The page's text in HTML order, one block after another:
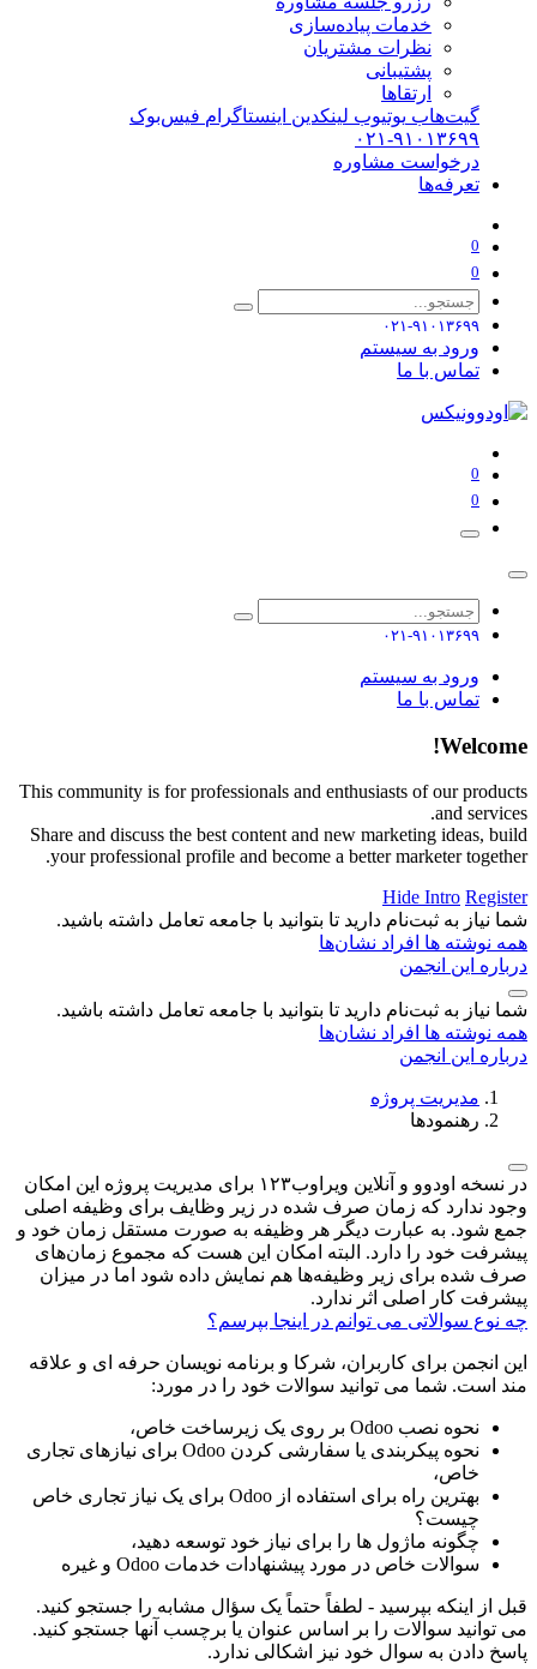
خدمات پیاده‌سازی
نظرات مشتریان
پشتیبانی
ارتقاها
گیت‌هاب یوتیوب لینکدین اینستاگرام فیس‌بوک
۰۲۱-۹۱۰۱۳۶۹۹
درخواست مشاوره
تعرفه‌ها
0
0
۰۲۱-۹۱۰۱۳۶۹۹
ورود به سیستم
تماس با ما
0
0
۰۲۱-۹۱۰۱۳۶۹۹
ورود به سیستم
تماس با ما
Welcome!
This community is for professionals and enthusiasts of our products
and services.
Share and discuss the best content and new marketing ideas, build
your professional profile and become a better marketer together.
Hide Intro Register
شما نیاز به ثبت‌نام دارید تا بتوانید با جامعه تعامل داشته باشید.
همه نوشته ها افراد نشان‌ها
درباره این انجمن
شما نیاز به ثبت‌نام دارید تا بتوانید با جامعه تعامل داشته باشید.
همه نوشته ها افراد نشان‌ها
درباره این انجمن
مدیریت پروژه
رهنمودها
در نسخه اودوو و آنلاین ویراوب۱۲۳ برای مدیریت پروژه این امکان
وجود ندارد که زمان صرف شده در زیر وظایف برای وظیفه اصلی
جمع شود. به عبارت دیگر هر وظیفه به صورت مستقل زمان خود و
پیشرفت خود را دارد. البته امکان این هست که مجموع زمان‌های
صرف شده برای زیر وظیفه‌ها هم نمایش داده شود اما در میزان
پیشرفت کار اصلی اثر ندارد.
چه نوع سوالاتی می توانم در اینجا بپرسم؟
این انجمن برای کاربران، شرکا و برنامه نویسان حرفه ای و علاقه
مند است. شما می توانید سوالات خود را در مورد:
نحوه نصب Odoo بر روی یک زیرساخت خاص،
نحوه پیکربندی یا سفارشی کردن Odoo برای نیازهای تجاری
خاص،
بهترین راه برای استفاده از Odoo برای یک نیاز تجاری خاص
چیست؟
چگونه ماژول ها را برای نیاز خود توسعه دهید،
سوالات خاص در مورد پیشنهادات خدمات Odoo و غیره
قبل از اینکه بپرسید - لطفاً حتماً یک سؤال مشابه را جستجو کنید.
می توانید سوالات را بر اساس عنوان یا برچسب آنها جستجو کنید.
پاسخ دادن به سوال خود نیز اشکالی ندارد.